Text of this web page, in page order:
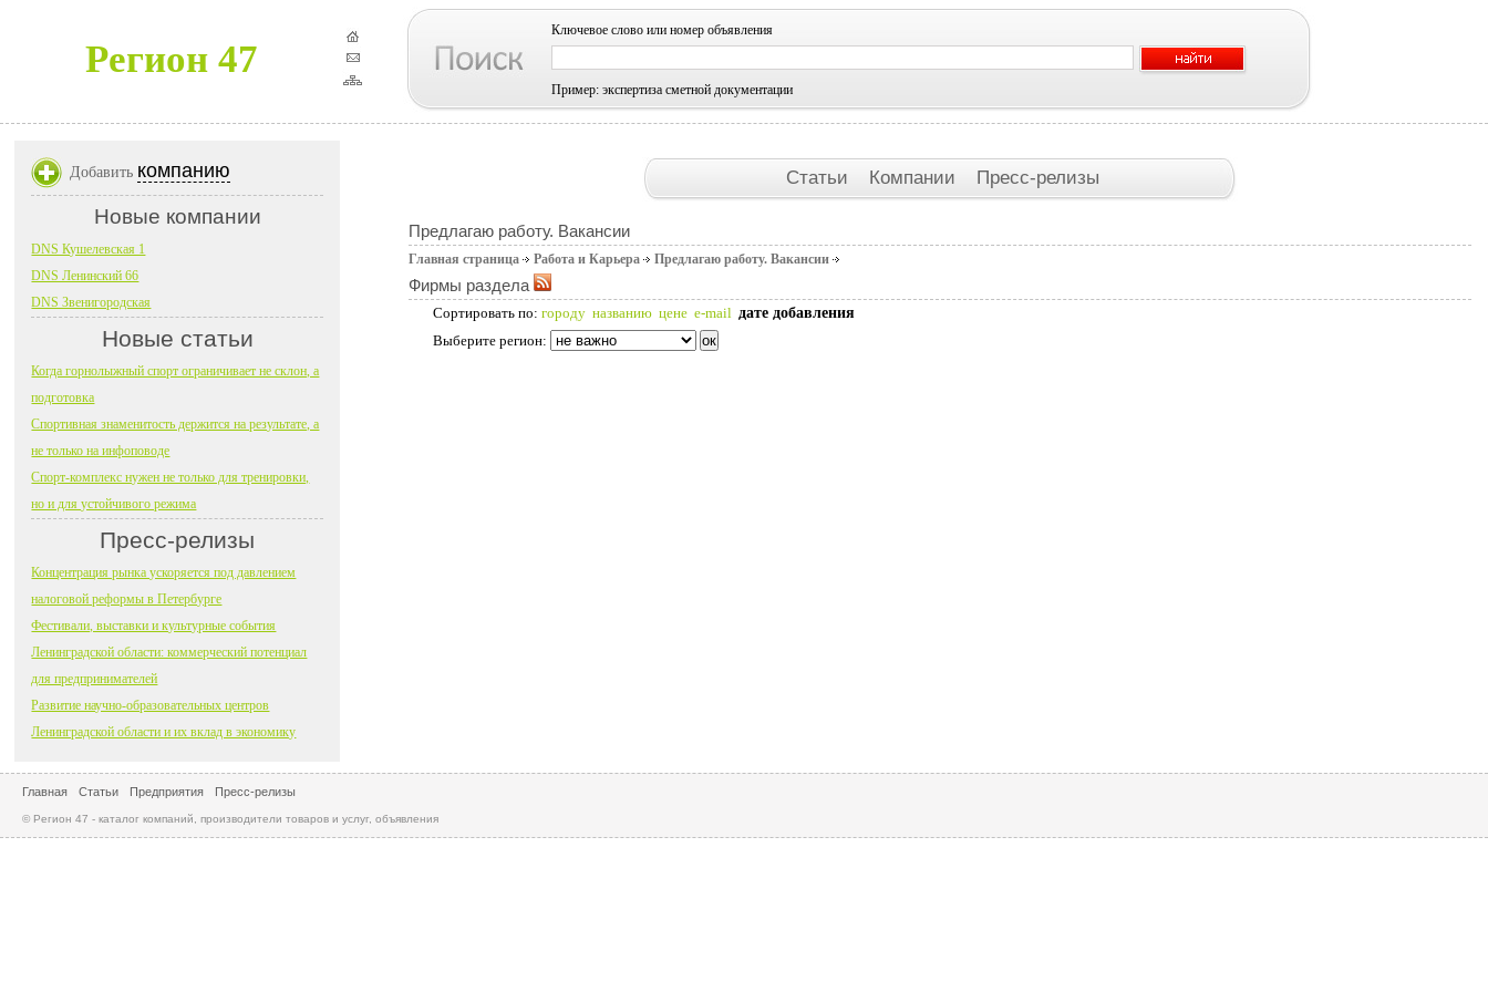
Регион 47
Ключевое слово или номер объявления
Пример: экспертиза сметной документации
Статьи Компании Пресс-релизы
Предлагаю работу. Вакансии
Главная страница Работа и Карьера Предлагаю работу. Вакансии
Фирмы раздела
Сортировать по: городу названию цене e-mail дате добавления
Выберите регион:
Добавить компанию
Новые компании
DNS Кушелевская 1
DNS Ленинский 66
DNS Звенигородская
Новые статьи
Когда горнолыжный спорт ограничивает не склон, а
подготовка
Спортивная знаменитость держится на результате, а
не только на инфоповоде
Спорт-комплекс нужен не только для тренировки,
но и для устойчивого режима
Пресс-релизы
Концентрация рынка ускоряется под давлением
налоговой реформы в Петербурге
Фестивали, выставки и культурные события
Ленинградской области: коммерческий потенциал
для предпринимателей
Развитие научно-образовательных центров
Ленинградской области и их вклад в экономику
Главная Статьи Предприятия Пресс-релизы
© Регион 47 - каталог компаний, производители товаров и услуг, объявления